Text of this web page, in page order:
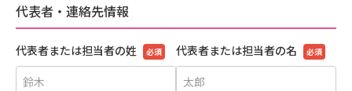
代表者・連絡先情報
代表者または担当者の姓 必須 代表者または担当者の名 必須